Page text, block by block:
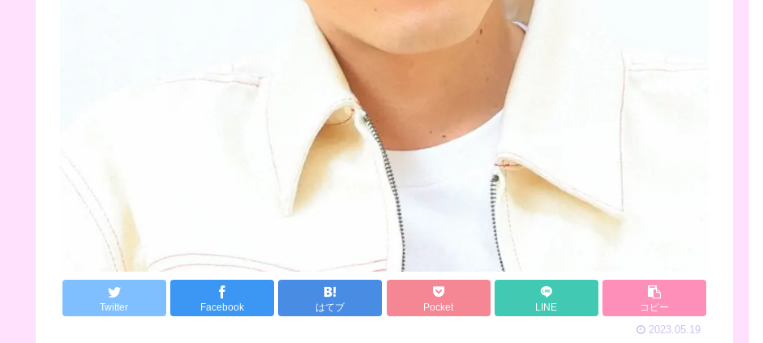
Twitter Facebook はてブ Pocket LINE コピー
2023.05.19